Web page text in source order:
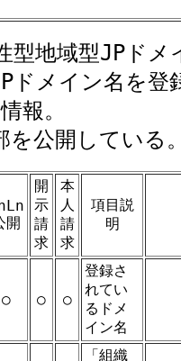
型地域型JPドメ
メイン名を登
報。
公開している
開
開
示
請
求
本
人
請
求
項目説
明
○ ○ ○
登録さ
れてい
るドメ
イン名
「組織